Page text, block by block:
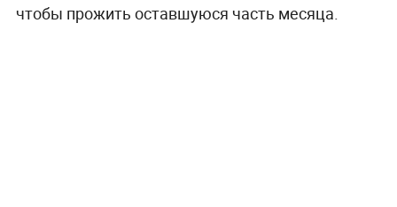
чтобы прожить оставшуюся часть месяца.